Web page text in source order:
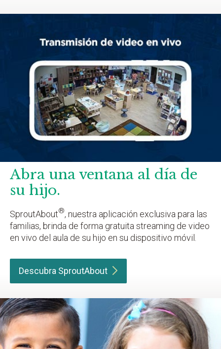
Abra una ventana al día de
su hijo.
SproutAbout®, nuestra aplicación exclusiva para las
familias, brinda de forma gratuita streaming de video
en vivo del aula de su hijo en su dispositivo móvil.
Descubra SproutAbout